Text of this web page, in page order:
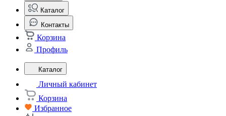
Каталог
Контакты
Корзина
Профиль
Каталог
Личный кабинет
Корзина
Избранное